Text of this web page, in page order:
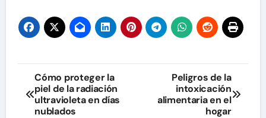
Navegación
de
Cómo proteger la
piel de la radiación
ultravioleta en días
nublados
Peligros de la
intoxicación
alimentaria en el
hogar